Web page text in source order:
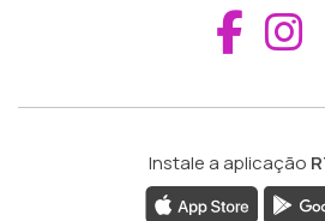
Instale a aplicação